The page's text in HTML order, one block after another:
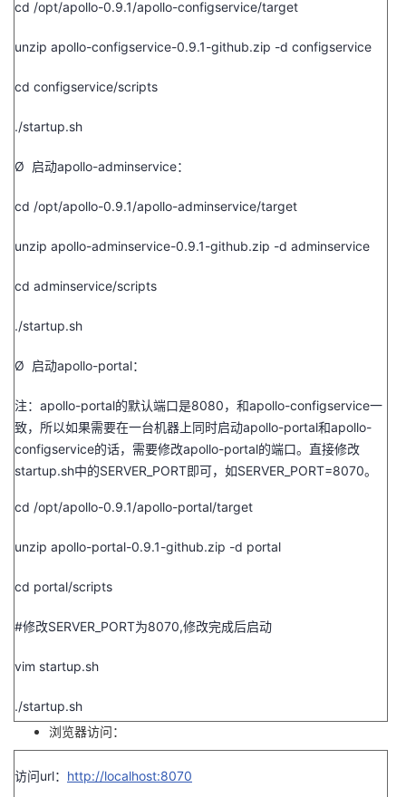
cd /opt/apollo-0.9.1/apollo-configservice/target
unzip apollo-configservice-0.9.1-github.zip -d configservice
cd configservice/scripts
./startup.sh
Ø 启动apollo-adminservice：
cd /opt/apollo-0.9.1/apollo-adminservice/target
unzip apollo-adminservice-0.9.1-github.zip -d adminservice
cd adminservice/scripts
./startup.sh
Ø 启动apollo-portal：
注： apollo-portal的默认端口是8080，和apollo-configservice一
致，所以如果需要在一台机器上同时启动apollo-portal和apollo-
configservice的话，需要修改apollo-portal的端口。直接修改
startup.sh中的SERVER_PORT即可，如SERVER_PORT=8070。
cd /opt/apollo-0.9.1/apollo-portal/target
unzip apollo-portal-0.9.1-github.zip -d portal
cd portal/scripts
#修改SERVER_PORT为8070,修改完成后启动
vim startup.sh
./startup.sh
浏览器访问：
访问url： http://localhost:8070